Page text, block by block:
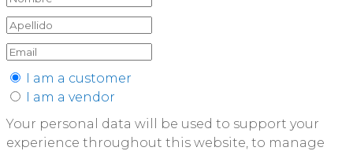
I am a customer
I am a vendor
Your personal data will be used to support your
experience throughout this website, to manage